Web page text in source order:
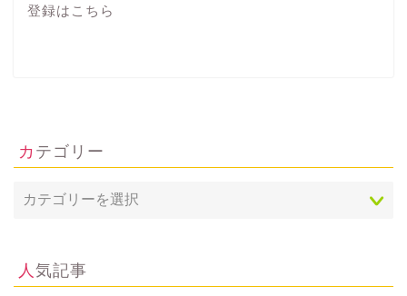
登録は こちら
カテゴリー
人気記事